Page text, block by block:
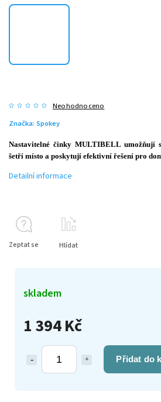
Neohodnoceno
Značka: Spokey
1 394 Kč
Přidat do
skladem
Nastavitelné činky MULTIBELL umožňují
šetří místo a poskytují efektivní řešení pro
Detailní informace
Zeptat se Hlídat